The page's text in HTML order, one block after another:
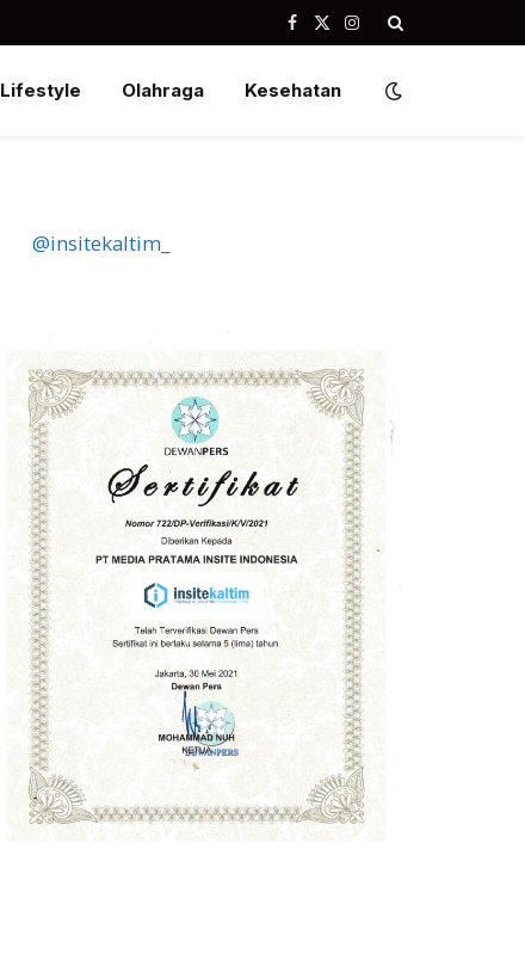
Facebook
X
Instagram
Lifestyle Olahraga Kesehatan
@insitekaltim_